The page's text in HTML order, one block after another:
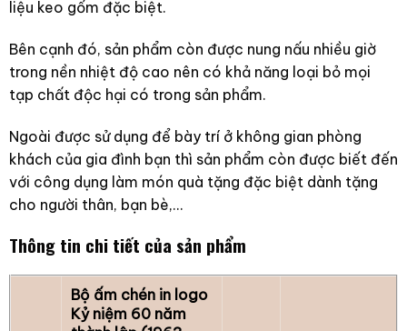
liệu keo gốm đặc biệt.
Bên cạnh đó, sản phẩm còn được nung nấu nhiều giờ
trong nền nhiệt độ cao nên có khả năng loại bỏ mọi
tạp chất độc hại có trong sản phẩm.
Ngoài được sử dụng để bày trí ở không gian phòng
khách của gia đình bạn thì sản phẩm còn được biết đến
với công dụng làm món quà tặng đặc biệt dành tặng
cho người thân, bạn bè,…
Thông tin chi tiết của sản phẩm
Bộ ấm chén in logo
Kỷ niệm 60 năm